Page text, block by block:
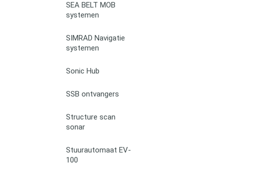
SEA BELT MOB
systemen
SIMRAD Navigatie
systemen
Sonic Hub
SSB ontvangers
Structure scan
sonar
Stuurautomaat EV-
100